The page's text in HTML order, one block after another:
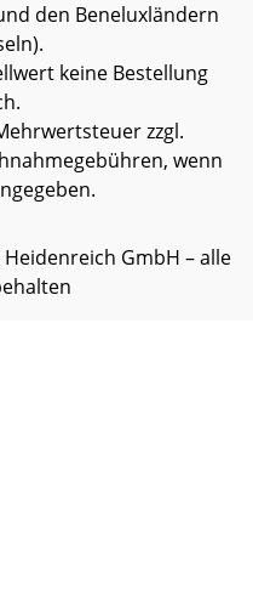
Rückwand-
(+ H 4,0
(Restmontage
können auf
abweichen.
sind nicht
abweichen.
den Beneluxländern
keine Bestellung
zzgl.
wenn
GmbH – alle